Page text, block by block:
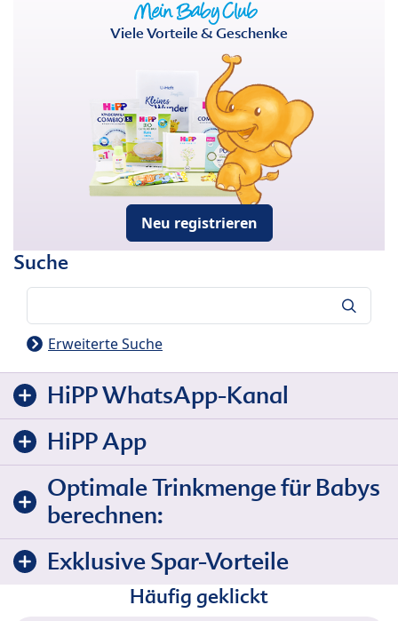
Viele Vorteile & Geschenke
Neu registrieren
Suche
Erweiterte Suche
HiPP WhatsApp-Kanal
HiPP App
Optimale Trinkmenge für Babys
berechnen:
Exklusive Spar-Vorteile
Häufig geklickt